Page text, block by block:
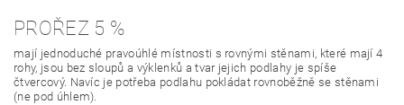
PROŘEZ 5 %
mají jednoduché pravoúhlé místnosti s rovnými stěnami, které mají 4
rohy, jsou bez sloupů a výklenků a tvar jejich podlahy je spíše
čtvercový. Navíc je potřeba podlahu pokládat rovnoběžně se stěnami
(ne pod úhlem).